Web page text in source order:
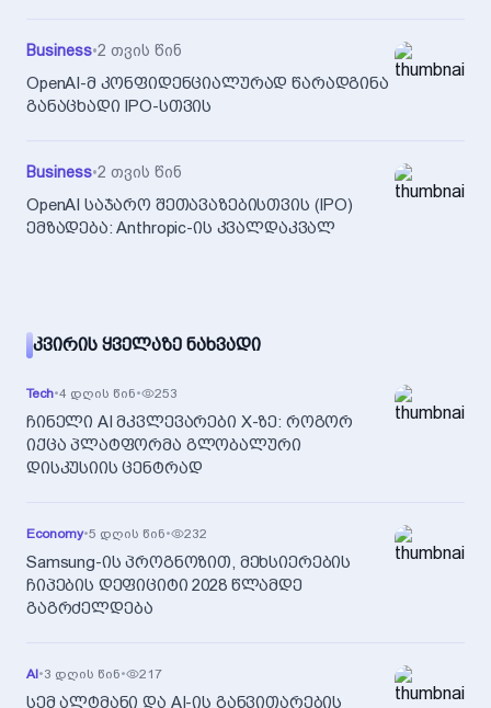
Business•2 თვის წინ
OpenAI-მ კონფიდენციალურად წარადგინა
განაცხადი IPO-სთვის
Business•2 თვის წინ
OpenAI საჯარო შეთავაზებისთვის (IPO)
ემზადება: Anthropic-ის კვალდაკვალ
ᲙᲕᲘᲠᲘᲡ ᲧᲕᲔᲚᲐᲖᲔ ᲜᲐᲮᲕᲐᲓᲘ
Tech•4 დღის წინ• 253
ჩინელი AI მკვლევარები X-ზე: როგორ
იქცა პლატფორმა გლობალური
დისკუსიის ცენტრად
Economy•5 დღის წინ• 232
Samsung-ის პროგნოზით, მეხსიერების
ჩიპების დეფიციტი 2028 წლამდე
გაგრძელდება
AI•3 დღის წინ• 217
სემ ალტმანი და AI-ის განვითარების